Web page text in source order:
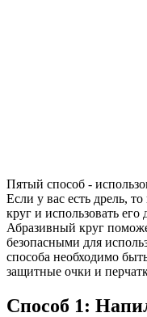
Пятый способ -
Если у вас есть дрель,
круг и использовать его
Абразивный круг
безопасными для
способа необходимо
защитные очки и
Способ 1: